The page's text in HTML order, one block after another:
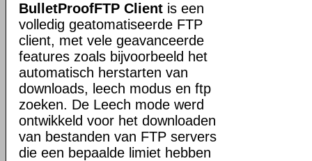
BulletProofFTP Client is een
volledig geatomatiseerde FTP
client, met vele geavanceerde
features zoals bijvoorbeeld het
automatisch herstarten van
downloads, leech modus en ftp
zoeken. De Leech mode werd
ontwikkeld voor het downloaden
van bestanden van FTP servers
die een bepaalde limiet hebben